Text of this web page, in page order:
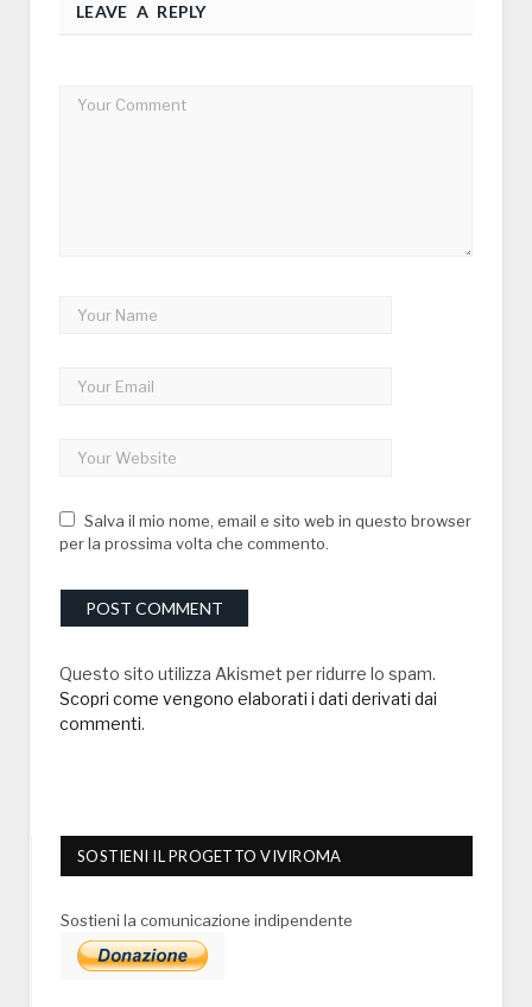
LEAVE A REPLY
Salva il mio nome, email e sito web in questo browser
per la prossima volta che commento.
Questo sito utilizza Akismet per ridurre lo spam.
Scopri come vengono elaborati i dati derivati dai
commenti.
SOSTIENI IL PROGETTO VIVIROMA
Sostieni la comunicazione indipendente